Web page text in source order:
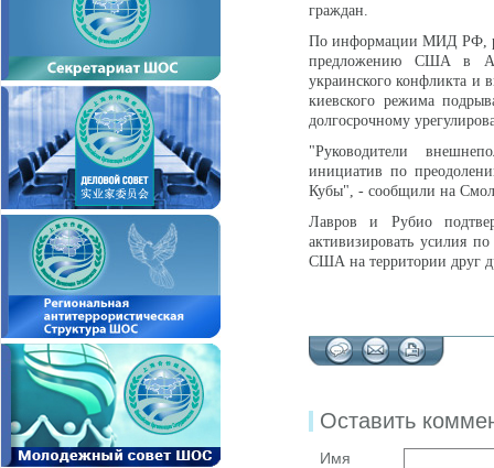
граждан.
По информации МИД РФ,
предложению США в
украинского конфликта и
киевского режима
долгосрочному
"Руководители
инициатив по
Кубы", - сообщили на
Лавров и Рубио
активизировать усилия
США на территории друг
Оставить
Имя